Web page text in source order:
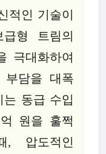
적인 기술이
형 트림의
극대화하여
담을 대폭
는 동급 수입
원을 훌쩍
압도적인